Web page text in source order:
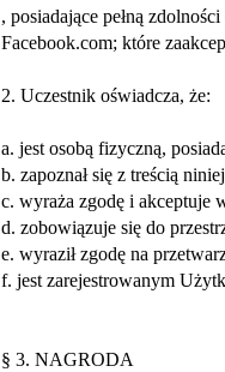
, posiadające pełną
Facebook.com; które
2. Uczestnik oświadcza, że:
a. jest osobą fizyczną,
b. zapoznał się z treścią
c. wyraża zgodę i akceptuje
d. zobowiązuje się do
e. wyraził zgodę na
f. jest zarejestrowanym
§ 3. NAGRODA